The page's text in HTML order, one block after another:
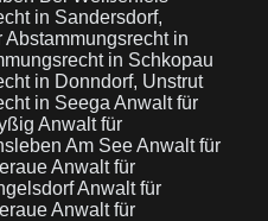
in Sandersdorf,
Abstammungsrecht in
in Schkopau
in Donndorf, Unstrut
in Seega Anwalt für
Anwalt für
Am SeeAnwalt für
Anwalt für
Anwalt für
Anwalt für